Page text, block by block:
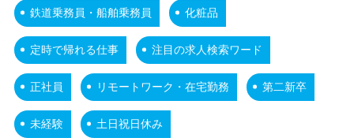
鉄道乗務員・船舶乗務員 化粧品
定時で帰れる仕事 注目の求人検索ワード
正社員 リモートワーク・在宅勤務 第二新卒
未経験 土日祝日休み